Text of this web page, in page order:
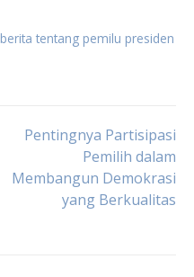
berita tentang pemilu presiden
Pentingnya Partisipasi
Pemilih dalam
Membangun Demokrasi
yang Berkualitas